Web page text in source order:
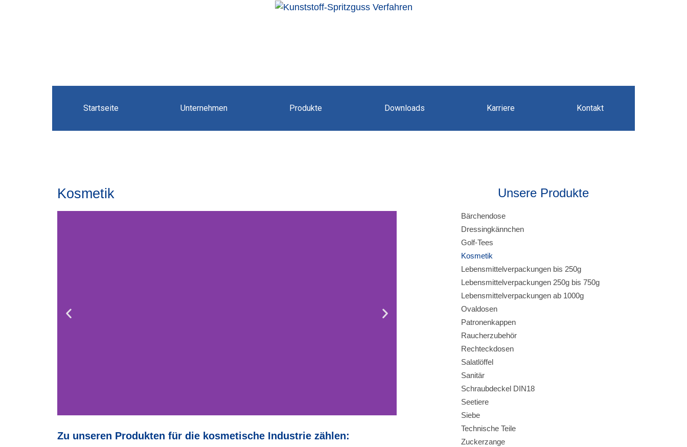
Startseite Unternehmen Produkte Downloads Karriere Kontakt
Kosmetik
Zu unseren Produkten für die kosmetische Industrie zählen:
Unsere Produkte
Bärchendose
Dressingkännchen
Golf-Tees
Kosmetik
Lebensmittelverpackungen bis 250g
Lebensmittelverpackungen 250g bis 750g
Lebensmittelverpackungen ab 1000g
Ovaldosen
Patronenkappen
Raucherzubehör
Rechteckdosen
Salatlöffel
Sanitär
Schraubdeckel DIN18
Seetiere
Siebe
Technische Teile
Zuckerzange